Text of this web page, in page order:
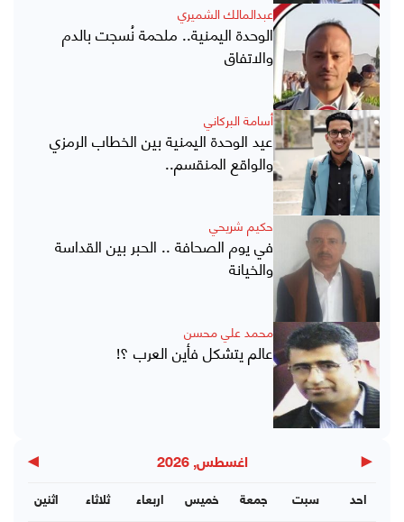
عبدالمالك الشميري
الوحدة اليمنية.. ملحمة نُسجت بالدم
والاتفاق
أسامة البركاني
عيد الوحدة اليمنية بين الخطاب الرمزي
والواقع المنقسم..
حكيم شريحي
في يوم الصحافة .. الحبر بين القداسة
والخيانة
محمد علي محسن
عالم يتشكل فأين العرب ؟!
◀ اغسطس, 2026 ▶
اثنين ثلاثاء اربعاء خميس جمعة سبت احد